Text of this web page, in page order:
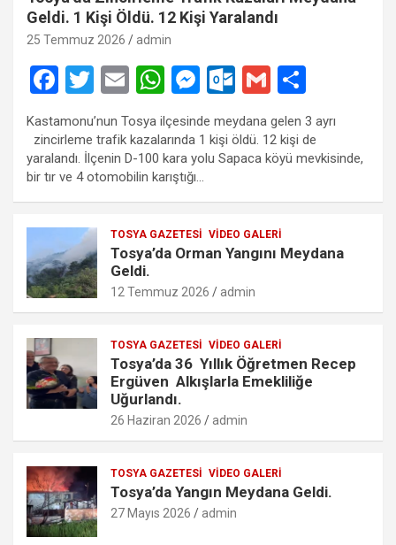
Geldi. 1 Kişi Öldü. 12 Kişi Yaralandı
25 Temmuz 2026 admin
F
ce
b
o
o
k
T
wi
tt
er
E
ail
W
at
s
A
p
p
M
es
se
n
g
er
O
ut
lo
o
k.
c
o
m
G
m
ail
h
ar
e
Kastamonu’nun Tosya ilçesinde meydana gelen 3 ayrı
zincirleme trafik kazalarında 1 kişi öldü. 12 kişi de
yaralandı. İlçenin D-100 kara yolu Sapaca köyü mevkisinde,
bir tır ve 4 otomobilin karıştığı…
TOSYA GAZETESI VIDEO GALERI
Tosya’da Orman Yangını Meydana
Geldi.
12 Temmuz 2026 admin
TOSYA GAZETESI VIDEO GALERI
Tosya’da 36 Yıllık Öğretmen Recep
Ergüven Alkışlarla Emekliliğe
Uğurlandı.
26 Haziran 2026 admin
TOSYA GAZETESI VIDEO GALERI
Tosya’da Yangın Meydana Geldi.
27 Mayıs 2026 admin